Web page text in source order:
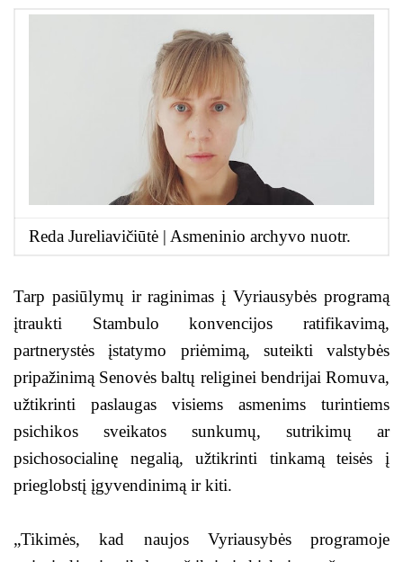
Reda Jureliavičiūtė | Asmeninio archyvo nuotr.
Tarp pasiūlymų ir raginimas į Vyriausybės programą
įtraukti Stambulo konvencijos ratifikavimą,
partnerystės įstatymo priėmimą, suteikti valstybės
pripažinimą Senovės baltų religinei bendrijai Romuva,
užtikrinti paslaugas visiems asmenims turintiems
psichikos sveikatos sunkumų, sutrikimų ar
psichosocialinę negalią, užtikrinti tinkamą teisės į
prieglobstį įgyvendinimą ir kiti.
„Tikimės, kad naujos Vyriausybės programoje